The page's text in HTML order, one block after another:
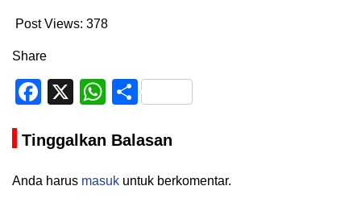
Post Views: 378
Share
Facebook
X WhatsApp
Share
Tinggalkan Balasan
Anda harus masuk untuk berkomentar.